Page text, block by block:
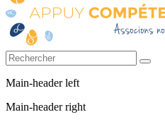
Main-header left
Main-header right